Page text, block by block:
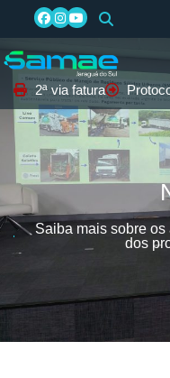
2ª via fatura
Saiba mais sobre
dos